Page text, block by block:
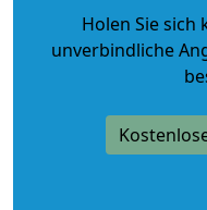
Holen Sie
unverbindliche